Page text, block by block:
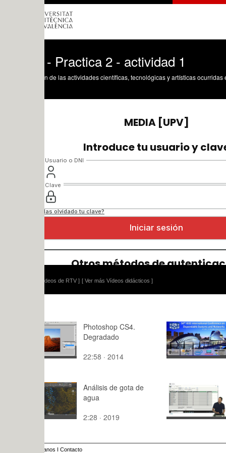
Practica 2 - actividad 1
de las actividades científicas, tecnológicas y artísticas ocurridas en los tres
[ Ver más Vídeos didácticos ]
Photoshop CS4.
Degradado
22:58 · 2014
The
Norm - A
Tailoring
ADS
1:06 · 2020
Análisis de gota de
agua
2:28 · 2019
Power
modelo
Excel. DAX
1:58 · 2018